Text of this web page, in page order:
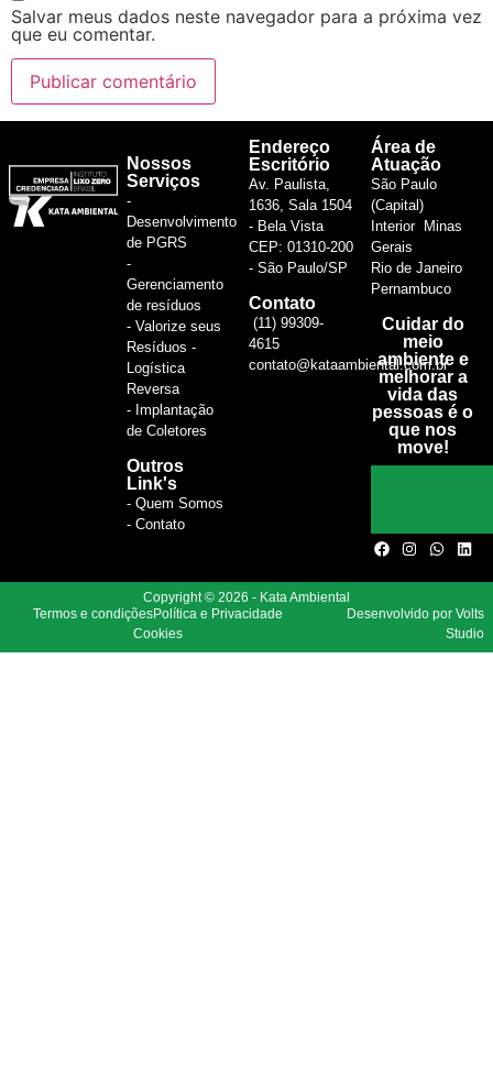
Salvar meus dados neste navegador para a próxima vez
que eu comentar.
Nossos
Serviços
-
Desenvolvimento
de PGRS
-
Gerenciamento
de resíduos
- Valorize seus
Resíduos -
Logística
Reversa
- Implantação
de Coletores
Outros
Link's
- Quem Somos
- Contato
Endereço
Escritório
Av. Paulista,
1636, Sala 1504
- Bela Vista
CEP: 01310-200
- São Paulo/SP
Contato
(11) 99309-
4615
contato@kataambiental.com.br
Área de
Atuação
São Paulo
(Capital)
Interior Minas
Gerais
Rio de Janeiro
Pernambuco
Cuidar do
meio
ambiente e
melhorar a
vida das
pessoas é o
que nos
move!
Copyright © 2026 - Kata Ambiental
Termos e condiçõesPolítica e Privacidade
Cookies
Desenvolvido por Volts
Studio